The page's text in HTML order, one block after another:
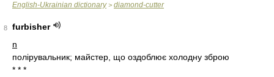
English-Ukrainian dictionary> diamond-cutter
8
furbisher
n
полірувальник; майстер, що оздоблює холодну зброю
* * *